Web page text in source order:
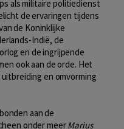
als militaire politiedienst
de ervaringen tijdens
de Koninklijke
Indië, de
en de ingrijpende
ook aan de orde. Het
en omvorming
aan de
onder meerMarius